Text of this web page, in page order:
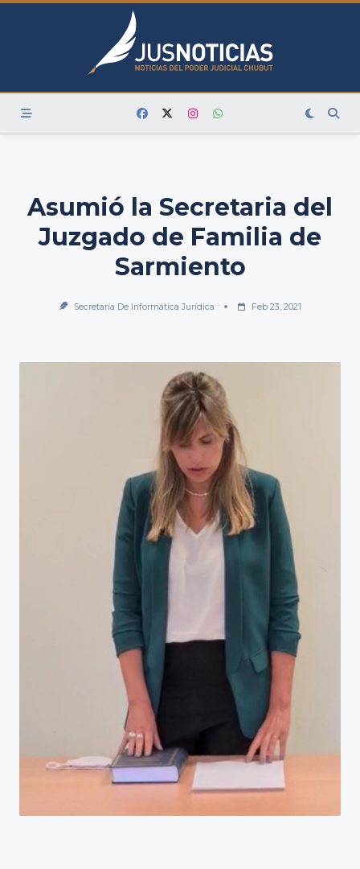
Skip
Asumió la Secretaria del
Juzgado de Familia de
Sarmiento
Secretaría De Informática Jurídica Feb 23, 2021